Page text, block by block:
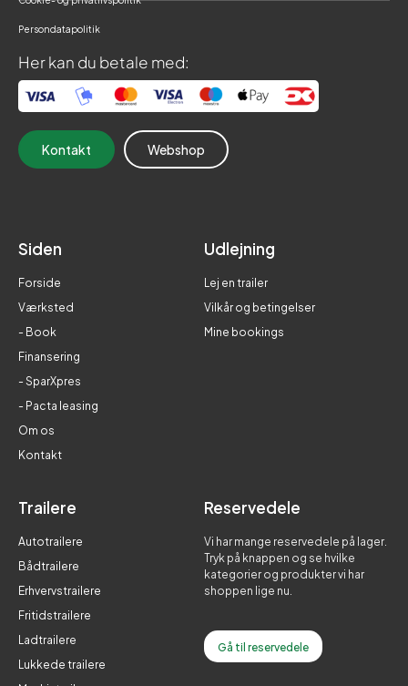
Persondatapolitik
Her kan du betale med:
Kontakt Webshop
Siden
Forside
Værksted
- Book
Finansering
- SparXpres
- Pacta leasing
Om os
Kontakt
Udlejning
Lej en trailer
Vilkår og betingelser
Mine bookings
Trailere
Autotrailere
Bådtrailere
Erhvervstrailere
Fritidstrailere
Ladtrailere
Lukkede trailere
Reservedele
Vi har mange reservedele på lager.
Tryk på knappen og se hvilke
kategorier og produkter vi har
shoppen lige nu.
Gå til reservedele